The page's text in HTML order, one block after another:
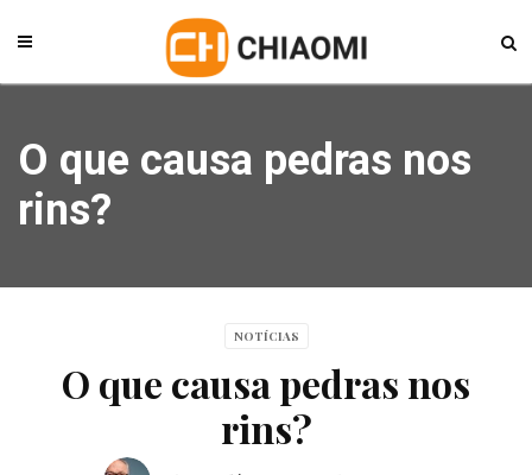
O que causa pedras nos
rins?
NOTÍCIAS
O que causa pedras nos
rins?